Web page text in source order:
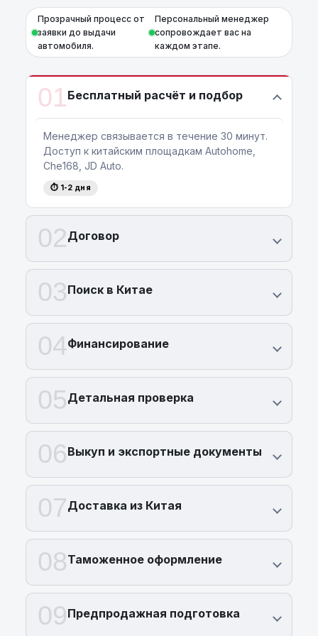
Прозрачный процесс от
заявки до выдачи
автомобиля.
Персональный менеджер
сопровождает вас на
каждом этапе.
01Бесплатный расчёт и подбор
Менеджер связывается в течение 30 минут.
Доступ к китайским площадкам Autohome,
Che168, JD Auto.
⏱ 1-2 дня
02Договор
03Поиск в Китае
04Финансирование
05Детальная проверка
06Выкуп и экспортные документы
07Доставка из Китая
08Таможенное оформление
09Предпродажная подготовка